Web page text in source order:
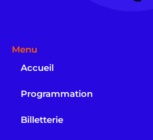
Menu
Accueil
Programmation
Billetterie